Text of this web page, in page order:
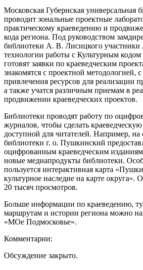
Московская Губернская универсальная
проводит зональные проектные
практическому краеведению и
кода региона. Под руководством
библиотеки А. В. Лисицкого участники
технологии работы с Культурным
готовят заявки по краеведческим
знакомятся с проектной методологией,
привлечения ресурсов для реализации
а также учатся различным приемам в
продвижении краеведческих проектов.
Библиотеки проводят работу по
журналов, чтобы сделать
доступной для читателей. Например, на
библиотеки г. о. Пушкинский
оцифрованным краеведческим
новые медиапродукты библиотеки.
пользуется интерактивная карта
культурное наследие на карте округа».
20 тысяч просмотров.
Больше информации по краеведению,
маршрутам и истории региона можно
«МОе Подмосковье».
Комментарии:
Обсуждение закрыто.